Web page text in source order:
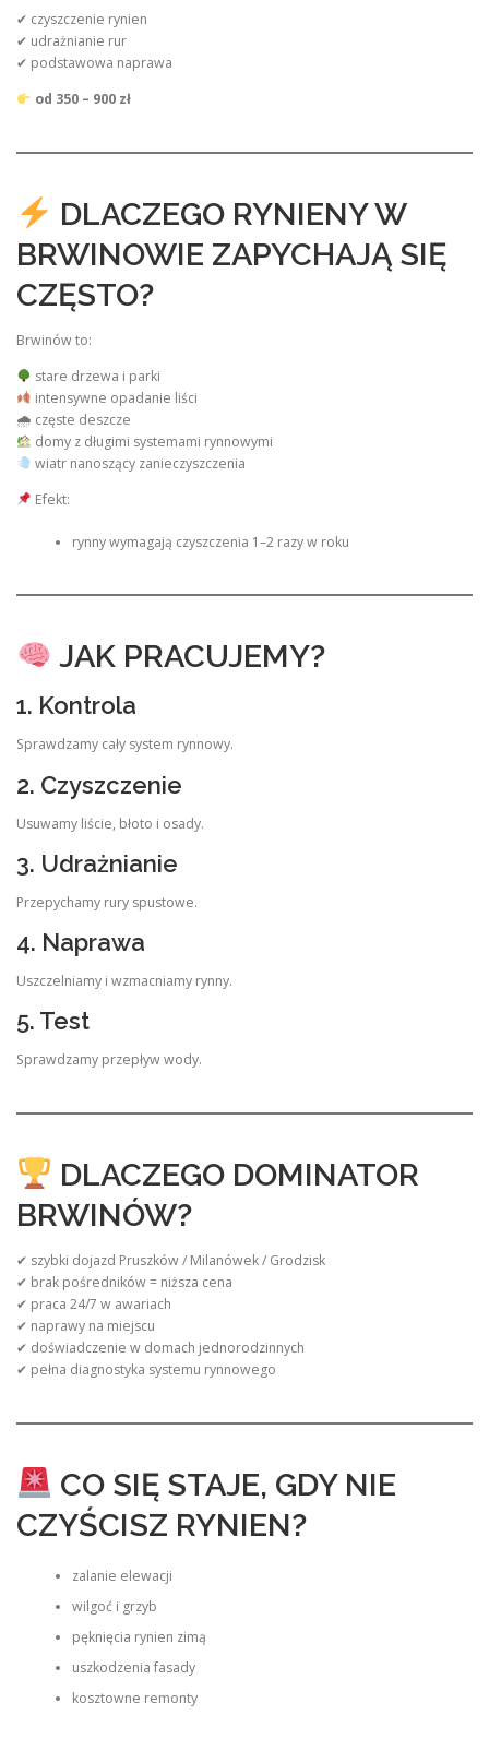
✔ czyszczenie rynien
✔ udrażnianie rur
✔ podstawowa naprawa
od 350 – 900 zł
DLACZEGO RYNIENY W
BRWINOWIE ZAPYCHAJĄ SIĘ
CZĘSTO?
Brwinów to:
stare drzewa i parki
intensywne opadanie liści
🌧 częste deszcze
domy z długimi systemami rynnowymi
wiatr nanoszący zanieczyszczenia
Efekt:
rynny wymagają czyszczenia 1–2 razy w roku
JAK PRACUJEMY?
1. Kontrola
Sprawdzamy cały system rynnowy.
2. Czyszczenie
Usuwamy liście, błoto i osady.
3. Udrażnianie
Przepychamy rury spustowe.
4. Naprawa
Uszczelniamy i wzmacniamy rynny.
5. Test
Sprawdzamy przepływ wody.
DLACZEGO DOMINATOR
BRWINÓW?
✔ szybki dojazd Pruszków / Milanówek / Grodzisk
✔ brak pośredników = niższa cena
✔ praca 24/7 w awariach
✔ naprawy na miejscu
✔ doświadczenie w domach jednorodzinnych
✔ pełna diagnostyka systemu rynnowego
CO SIĘ STAJE, GDY NIE
CZYŚCISZ RYNIEN?
zalanie elewacji
wilgoć i grzyb
pęknięcia rynien zimą
uszkodzenia fasady
kosztowne remonty